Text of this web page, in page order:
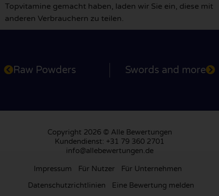
Topvitamine gemacht haben, laden wir Sie ein, diese mit
anderen Verbrauchern zu teilen.
Raw Powders Swords and more
Copyright 2026 © Alle Bewertungen
Kundendienst: +31 79 360 2701
info@allebewertungen.de
Impressum Für Nutzer
Für Unternehmen
Datenschutzrichtlinien
Eine Bewertung melden